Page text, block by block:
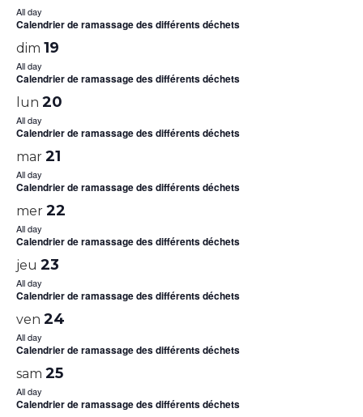
All day
Calendrier de ramassage des différents déchets
dim 19
All day
Calendrier de ramassage des différents déchets
lun 20
All day
Calendrier de ramassage des différents déchets
mar 21
All day
Calendrier de ramassage des différents déchets
mer 22
All day
Calendrier de ramassage des différents déchets
jeu 23
All day
Calendrier de ramassage des différents déchets
ven 24
All day
Calendrier de ramassage des différents déchets
sam 25
All day
Calendrier de ramassage des différents déchets